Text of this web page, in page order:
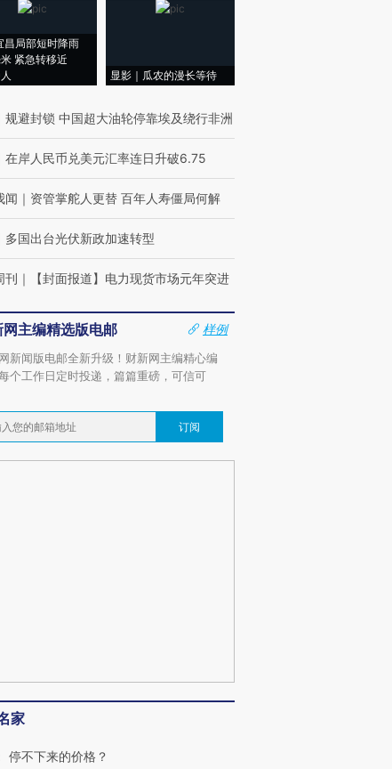
吸金
产们甘
马航飞行员跨国走私7万
视线｜被称为“蟑螂”的印
百城独占
昌局部短时降雨
紧急转移近
显影｜瓜农的漫长等待
规避封锁 中国超大油轮停靠埃及绕行非洲
在岸人民币兑美元汇率连日升破6.75
闻 ｜ 资管掌舵人更替 百年人寿僵局何解
多国出台光伏新政加速转型
刊 ｜ 【封面报道】电力现货市场元年突进
网主编精选版电邮
样例
新闻版电邮全新升级！财新网主编精心编
个工作日定时投递，篇篇重磅，可信可
订阅
家
停不下来的价格？